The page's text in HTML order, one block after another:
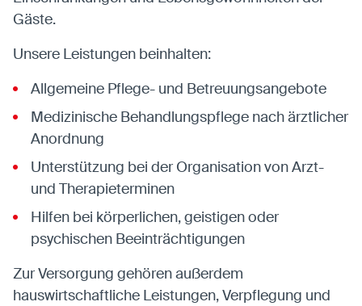
Gäste.
Unsere Leistungen beinhalten:
Allgemeine Pflege- und Betreuungsangebote
Medizinische Behandlungspflege nach ärztlicher
Anordnung
Unterstützung bei der Organisation von Arzt-
und Therapieterminen
Hilfen bei körperlichen, geistigen oder
psychischen Beeinträchtigungen
Zur Versorgung gehören außerdem
hauswirtschaftliche Leistungen, Verpflegung und